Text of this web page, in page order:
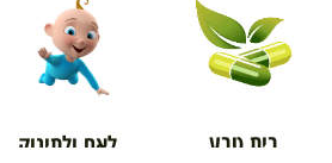
בית טבע לאם ולתינוק